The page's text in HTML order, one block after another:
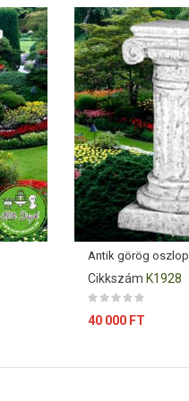
Antik görög oszlop
Cikkszám K1928
Ár
40 000 FT